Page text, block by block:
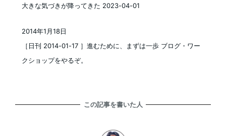
大きな気づきが降ってきた 2023-04-01
［日刊 2014-01-17 ］進むために、まずは一歩 ブログ・ワー
クショップをやるぞ。
2014年1月18日
この記事を書いた人